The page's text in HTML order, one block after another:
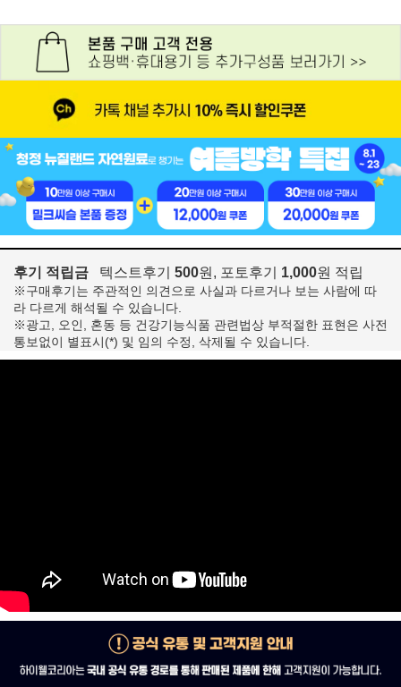
후기 적립금 텍스트후기 500원, 포토후기 1,000원 적립
※구매후기는 주관적인 의견으로 사실과 다르거나 보는 사람에 따
라 다르게 해석될 수 있습니다.
※광고, 오인, 혼동 등 건강기능식품 관련법상 부적절한 표현은 사전
통보없이 별표시(*) 및 임의 수정, 삭제될 수 있습니다.